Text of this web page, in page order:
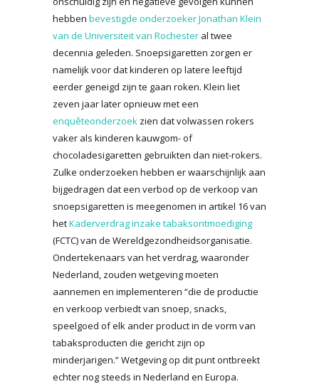
hebben bevestigde onderzoeker Jonathan Klein
van de Universiteit van Rochester al twee
decennia geleden. Snoepsigaretten zorgen er
namelijk voor dat kinderen op latere leeftijd
eerder geneigd zijn te gaan roken. Klein liet
zeven jaar later opnieuw met een
enquêteonderzoek zien dat volwassen rokers
vaker als kinderen kauwgom- of
chocoladesigaretten gebruikten dan niet-rokers.
Zulke onderzoeken hebben er waarschijnlijk aan
bijgedragen dat een verbod op de verkoop van
snoepsigaretten is meegenomen in artikel 16 van
hetKaderverdrag inzake tabaksontmoediging
(FCTC) van de Wereldgezondheidsorganisatie.
Ondertekenaars van het verdrag, waaronder
Nederland, zouden wetgeving moeten
aannemen en implementeren “die de productie
en verkoop verbiedt van snoep, snacks,
speelgoed of elk ander product in de vorm van
tabaksproducten die gericht zijn op
minderjarigen.” Wetgeving op dit punt ontbreekt
echter nog steeds in Nederland en Europa.